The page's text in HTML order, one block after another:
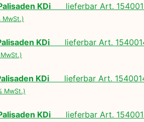
KDi lieferbar Art.
MwSt.)
KDi lieferbar Art.
KDi lieferbar Art.
MwSt.)
KDi lieferbar Art.